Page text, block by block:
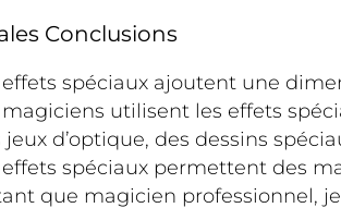
Conclusions
effets spéciaux ajoutent une
magiciens utilisent les effets
jeux d’optique, des dessins
effets spéciaux permettent des
que magicien professionnel,